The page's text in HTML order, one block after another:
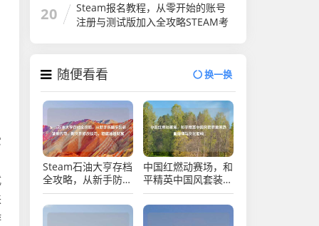
20
Steam报名教程，从零开始的账号
注册与测试版加入全攻略STEAM考
随便看看 换一换
Steam石油大亨存档
全攻略，从新手防翻
车到老饕刷传奇，附
文件修改技巧，稳攥
中国红燃动赛场，和
平精英中国风套装里
的热血信仰与文化回
响